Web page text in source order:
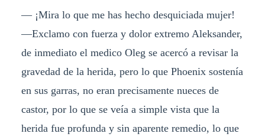
— ¡Mira lo que me has hecho desquiciada mujer!
—Exclamo con fuerza y dolor extremo Aleksander,
de inmediato el medico Oleg se acercó a revisar la
gravedad de la herida, pero lo que Phoenix sostenía
en sus garras, no eran precisamente nueces de
castor, por lo que se veía a simple vista que la
herida fue profunda y sin aparente remedio, lo que